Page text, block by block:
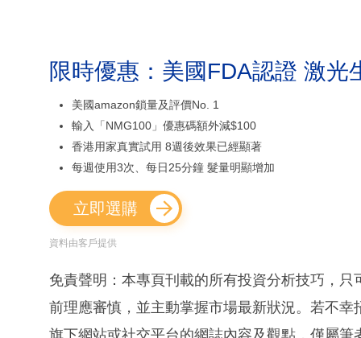
限時優惠：美國FDA認證 激光
美國amazon鎖量及評價No. 1
輸入「NMG100」優惠碼額外減$100
香港用家真實試用 8週後效果已經顯著
每週使用3次、每日25分鐘 髮量明顯增加
立即選購
資料由客戶提供
免責聲明：本專頁刊載的所有投資分析技巧，
前理應審慎，並主動掌握市場最新狀況。若不